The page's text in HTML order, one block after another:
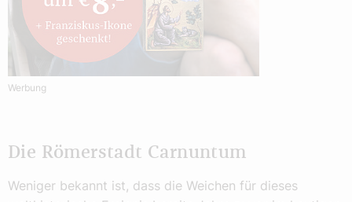
Werbung
Die Römerstadt Carnuntum
Weniger bekannt ist, dass die Weichen für dieses